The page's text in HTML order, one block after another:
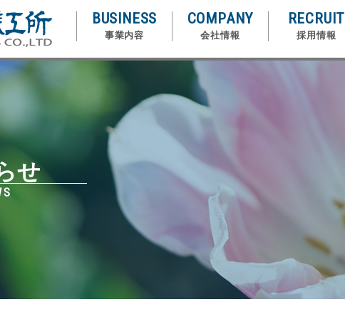
BUSINESS
事業内容
COMPANY
会社情報
RECRUIT
採用情報
せ